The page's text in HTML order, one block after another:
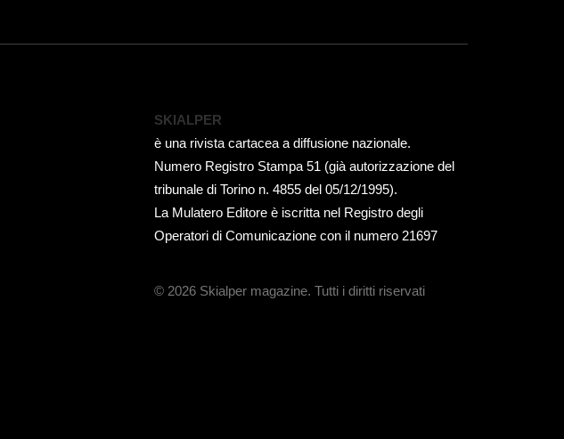
SKIALPER
è una rivista cartacea a diffusione nazionale.
Numero Registro Stampa 51 (già autorizzazione del
tribunale di Torino n. 4855 del 05/12/1995).
La Mulatero Editore è iscritta nel Registro degli
Operatori di Comunicazione con il numero 21697
© 2026 Skialper magazine. Tutti i diritti riservati